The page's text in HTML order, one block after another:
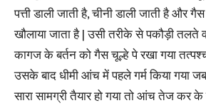
पत्ती डाली जाती है, चीनी डाली जाती है
खौलाया जाता है | उसी तरीके से पकौड़ी तलते
कागज के बर्तन को गैस चूल्हे पे रखा गया
उसके बाद धीमी आंच में पहले गर्म किया गया
सारा सामग्री तैयार हो गया तो आंच तेज